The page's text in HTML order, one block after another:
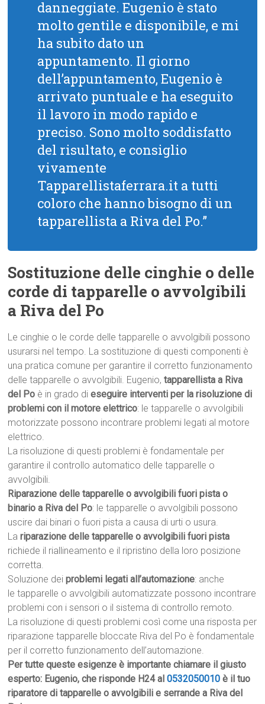
danneggiate. Eugenio è stato
molto gentile e disponibile, e mi
ha subito dato un
appuntamento. Il giorno
dell’appuntamento, Eugenio è
arrivato puntuale e ha eseguito
il lavoro in modo rapido e
preciso. Sono molto soddisfatto
del risultato, e consiglio
vivamente
Tapparellistaferrara.it a tutti
coloro che hanno bisogno di un
tapparellista a Riva del Po.”
Sostituzione delle cinghie o delle
corde di tapparelle o avvolgibili
a Riva del Po
Le cinghie o le corde delle tapparelle o avvolgibili possono
usurarsi nel tempo. La sostituzione di questi componenti è
una pratica comune per garantire il corretto funzionamento
delle tapparelle o avvolgibili. Eugenio,tapparellista a Riva
del Po è in grado dieseguire interventi per la risoluzione di
problemi con il motore elettrico: le tapparelle o avvolgibili
motorizzate possono incontrare problemi legati al motore
elettrico.
La risoluzione di questi problemi è fondamentale per
garantire il controllo automatico delle tapparelle o
avvolgibili.
Riparazione delle tapparelle o avvolgibili fuori pista o
binario a Riva del Po: le tapparelle o avvolgibili possono
uscire dai binari o fuori pista a causa di urti o usura.
Lariparazione delle tapparelle o avvolgibili fuori pista
richiede il riallineamento e il ripristino della loro posizione
corretta.
Soluzione deiproblemi legati all’automazione: anche
le tapparelle o avvolgibili automatizzate possono incontrare
problemi con i sensori o il sistema di controllo remoto.
La risoluzione di questi problemi così come una risposta per
riparazione tapparelle bloccate Riva del Po è fondamentale
per il corretto funzionamento dell’automazione.
Per tutte queste esigenze è importante chiamare il giusto
esperto: Eugenio, che risponde H24 al0532050010 è il tuo
riparatore di tapparelle o avvolgibili e serrande a Riva del